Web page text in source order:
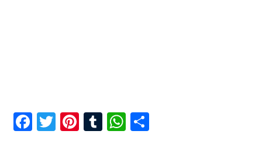
Facebook
Twitter
Pinterest
TumblrWhatsApp